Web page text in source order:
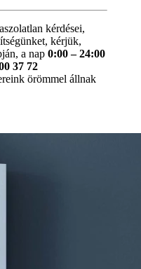
kérdései,
kérjük,
a nap 0:00 – 24:00
37 72
örömmel állnak